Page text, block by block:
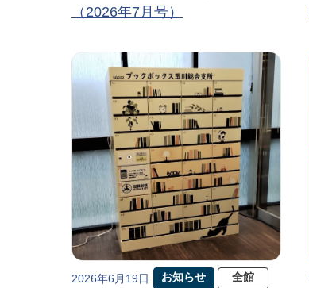
（2026年7月号）
2026年6月19日 お知らせ 全館